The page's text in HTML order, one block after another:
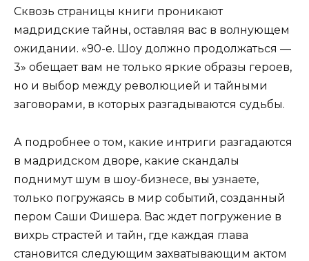
Сквозь страницы книги проникают
мадридские тайны, оставляя вас в волнующем
ожидании. «90-е. Шоу должно продолжаться —
3» обещает вам не только яркие образы героев,
но и выбор между революцией и тайными
заговорами, в которых разгадываются судьбы.
А подробнее о том, какие интриги разгадаются
в мадридском дворе, какие скандалы
поднимут шум в шоу-бизнесе, вы узнаете,
только погружаясь в мир событий, созданный
пером Саши Фишера. Вас ждет погружение в
вихрь страстей и тайн, где каждая глава
становится следующим захватывающим актом